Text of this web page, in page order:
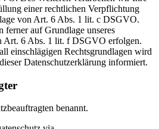
einer rechtlichen Verpflichtung
von Art. 6 Abs. 1 lit. c DSGVO.
ferner auf Grundlage unseres
Art. 6 Abs. 1 lit. f DSGVO erfolgen.
einschlägigen Rechtsgrundlagen wird
Datenschutzerklärung informiert.
benannt.